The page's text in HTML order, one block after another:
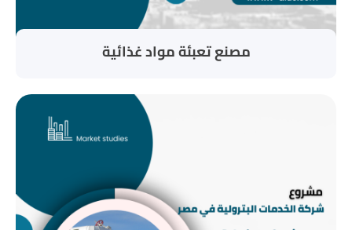
مصنع تعبئة مواد غذائية